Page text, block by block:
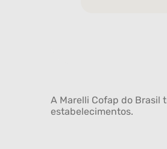
A Marelli Cofap do Brasil
estabelecimentos.